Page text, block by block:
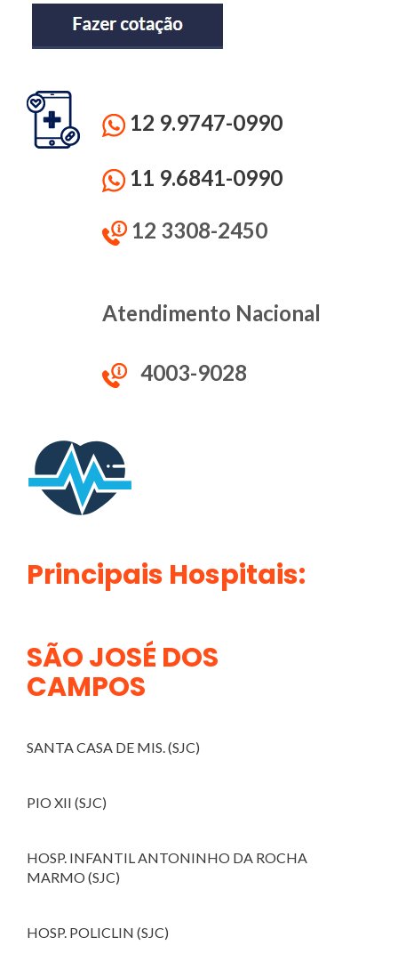
12 9.9747-0990
11 9.6841-0990
12 3308-2450
Atendimento Nacional
4003-9028
Principais Hospitais:
SÃO JOSÉ DOS
CAMPOS
SANTA CASA DE MIS. (SJC)
PIO XII (SJC)
HOSP. INFANTIL ANTONINHO DA ROCHA
MARMO (SJC)
HOSP. POLICLIN (SJC)